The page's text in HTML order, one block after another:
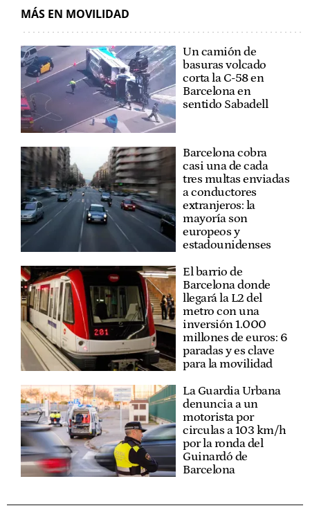
MÁS EN MOVILIDAD
Un camión de
basuras volcado
corta la C-58 en
Barcelona en
sentido Sabadell
Barcelona cobra
casi una de cada
tres multas enviadas
a conductores
extranjeros: la
mayoría son
europeos y
estadounidenses
El barrio de
Barcelona donde
llegará la L2 del
metro con una
inversión 1.000
millones de euros: 6
paradas y es clave
para la movilidad
La Guardia Urbana
denuncia a un
motorista por
circulas a 103 km/h
por la ronda del
Guinardó de
Barcelona